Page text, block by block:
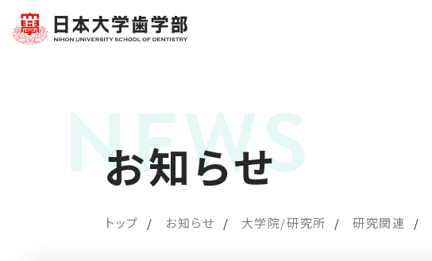
お知らせ
トップ お知らせ 大学院/研究所 研究関連